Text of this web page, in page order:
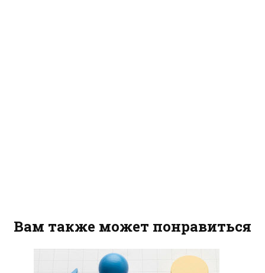
Вам также может понравиться